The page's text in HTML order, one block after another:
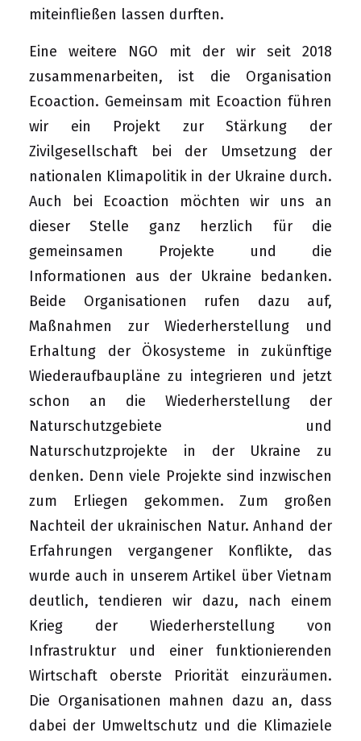
miteinfließen lassen durften.
Eine weitere NGO mit der wir seit 2018
zusammenarbeiten, ist die Organisation
Ecoaction. Gemeinsam mit Ecoaction führen
wir ein Projekt zur Stärkung der
Zivilgesellschaft bei der Umsetzung der
nationalen Klimapolitik in der Ukraine durch.
Auch bei Ecoaction möchten wir uns an
dieser Stelle ganz herzlich für die
gemeinsamen Projekte und die
Informationen aus der Ukraine bedanken.
Beide Organisationen rufen dazu auf,
Maßnahmen zur Wiederherstellung und
Erhaltung der Ökosysteme in zukünftige
Wiederaufbaupläne zu integrieren und jetzt
schon an die Wiederherstellung der
Naturschutzgebiete und
Naturschutzprojekte in der Ukraine zu
denken. Denn viele Projekte sind inzwischen
zum Erliegen gekommen. Zum großen
Nachteil der ukrainischen Natur. Anhand der
Erfahrungen vergangener Konflikte, das
wurde auch in unserem Artikel über Vietnam
deutlich, tendieren wir dazu, nach einem
Krieg der Wiederherstellung von
Infrastruktur und einer funktionierenden
Wirtschaft oberste Priorität einzuräumen.
Die Organisationen mahnen dazu an, dass
dabei der Umweltschutz und die Klimaziele